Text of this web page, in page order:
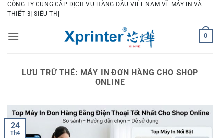
Bỏ
qua
dung
CÔNG TY CUNG CẤP DỊCH VỤ HÀNG ĐẦU VIỆT NAM VỀ MÁY IN VÀ
THIẾT BỊ SIÊU THỊ
0
LƯU TRỮ THẺ: MÁY IN ĐƠN HÀNG CHO SHOP
ONLINE
24
Th4